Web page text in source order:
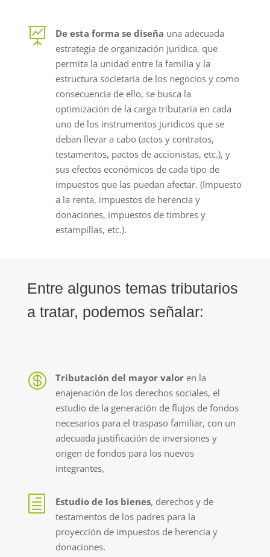
 De esta forma se diseña una adecuada
estrategia de organización jurídica, que
permita la unidad entre la familia y la
estructura societaria de los negocios y como
consecuencia de ello, se busca la
optimización de la carga tributaria en cada
uno de los instrumentos jurídicos que se
deban llevar a cabo (actos y contratos,
testamentos, pactos de accionistas, etc.), y
sus efectos económicos de cada tipo de
impuestos que las puedan afectar. (Impuesto
a la renta, impuestos de herencia y
donaciones, impuestos de timbres y
estampillas, etc.).
Entre algunos temas tributarios
a tratar, podemos señalar:
 Tributación del mayor valoren la
enajenación de los derechos sociales, el
estudio de la generación de flujos de fondos
necesarios para el traspaso familiar, con un
adecuada justificación de inversiones y
origen de fondos para los nuevos
integrantes,
h Estudio de los bienes, derechos y de
testamentos de los padres para la
proyección de impuestos de herencia y
donaciones.